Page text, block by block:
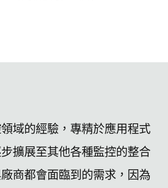
域的經驗，專精於應用程式
擴展至其他各種監控的整合
商都會面臨到的需求，因為